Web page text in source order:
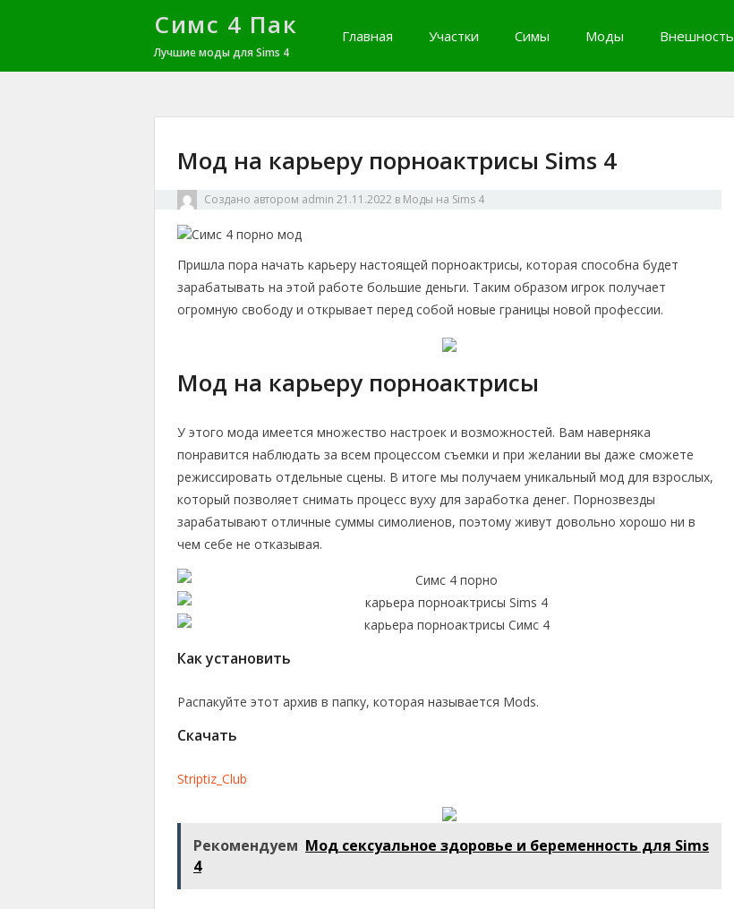
Симс 4 Пак
Лучшие моды для Sims 4
Главная Участки Симы Моды Внешность
Мод на карьеру порноактрисы Sims 4
Создано автором admin 21.11.2022 в Моды на Sims 4
Пришла пора начать карьеру настоящей порноактрисы, которая способна будет
зарабатывать на этой работе большие деньги. Таким образом игрок получает
огромную свободу и открывает перед собой новые границы новой профессии.
Мод на карьеру порноактрисы
У этого мода имеется множество настроек и возможностей. Вам наверняка
понравится наблюдать за всем процессом съемки и при желании вы даже сможете
режиссировать отдельные сцены. В итоге мы получаем уникальный мод для взрослых,
который позволяет снимать процесс вуху для заработка денег. Порнозвезды
зарабатывают отличные суммы симолиенов, поэтому живут довольно хорошо ни в
чем себе не отказывая.
Как установить
Распакуйте этот архив в папку, которая называется Mods.
Скачать
Striptiz_Club
Рекомендуем Мод сексуальное здоровье и беременность для Sims
4